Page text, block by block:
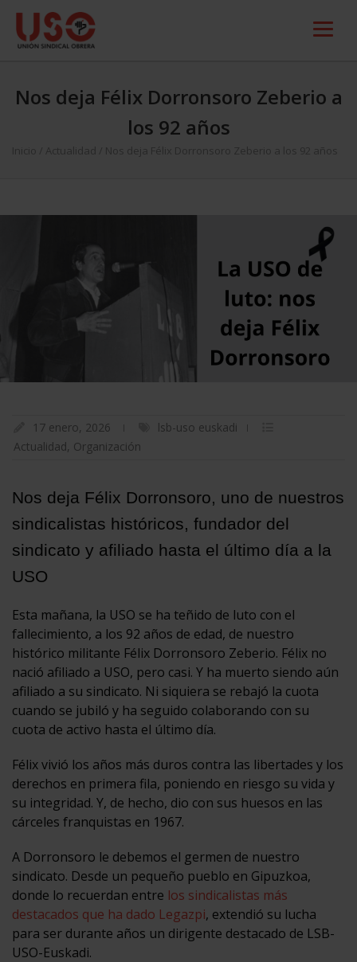
Nos deja Félix Dorronsoro Zeberio a
los 92 años
Inicio Actualidad Nos deja Félix Dorronsoro Zeberio a los 92 años
17 enero, 2026
lsb-uso euskadi
Actualidad, Organización
Nos deja Félix Dorronsoro, uno de nuestros
sindicalistas históricos, fundador del
sindicato y afiliado hasta el último día a la
USO
Esta mañana, la USO se ha teñido de luto con el
fallecimiento, a los 92 años de edad, de nuestro
histórico militante Félix Dorronsoro Zeberio. Félix no
nació afiliado a USO, pero casi. Y ha muerto siendo aún
afiliado a su sindicato. Ni siquiera se rebajó la cuota
cuando se jubiló y ha seguido colaborando con su
cuota de activo hasta el último día.
Félix vivió los años más duros contra las libertades y los
derechos en primera fila, poniendo en riesgo su vida y
su integridad. Y, de hecho, dio con sus huesos en las
cárceles franquistas en 1967.
A Dorronsoro le debemos el germen de nuestro
sindicato. Desde un pequeño pueblo en Gipuzkoa,
donde lo recuerdan entre los sindicalistas más
destacados que ha dado Legazpi, extendió su lucha
para ser durante años un dirigente destacado de LSB-
USO-Euskadi.